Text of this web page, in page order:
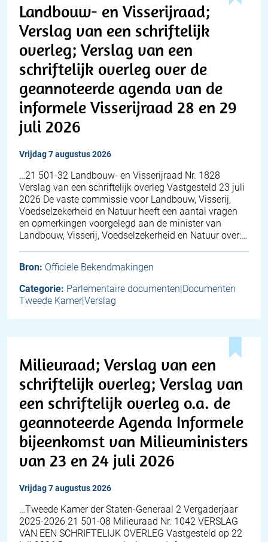
Landbouw- en Visserijraad;
Verslag van een schriftelijk
overleg; Verslag van een
schriftelijk overleg over de
geannoteerde agenda van de
informele Visserijraad 28 en 29
juli 2026
vrijdag 7 augustus 2026
…21 501-32 Landbouw- en Visserijraad Nr. 1828
Verslag van een schriftelijk overleg Vastgesteld 23 juli
2026 De vaste commissie voor Landbouw, Visserij,
Voedselzekerheid en Natuur heeft een aantal vragen
en opmerkingen voorgelegd aan de minister van
Landbouw, Visserij, Voedselzekerheid en Natuur over:…
Bron: Officiële Bekendmakingen
Categorie: Parlementaire documenten|Documenten
Tweede Kamer|Verslag
Milieuraad; Verslag van een
schriftelijk overleg; Verslag van
een schriftelijk overleg o.a. de
geannoteerde Agenda Informele
bijeenkomst van Milieuministers
van 23 en 24 juli 2026
vrijdag 7 augustus 2026
…Tweede Kamer der Staten-Generaal 2 Vergaderjaar
2025-2026 21 501-08 Milieuraad Nr. 1042 VERSLAG
VAN EEN SCHRIFTELIJK OVERLEG Vastgesteld op 22